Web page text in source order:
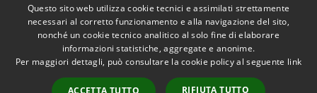
Accessibilità
Privacy
Copyright © 2026 • Comune di
Viadanica • Powered by
Municipium•Accesso
redazione
Questo sito web utilizza cookie tecnici e assimilati strettamente
necessari al corretto funzionamento e alla navigazione del sito,
nonché un cookie tecnico analitico al solo fine di elaborare
informazioni statistiche, aggregate e anonime.
Per maggiori dettagli, può consultare la cookie policy al seguente link
ACCETTA TUTTO RIFIUTA TUTTO